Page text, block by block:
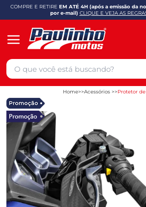
COMPRE E RETIRE EM ATÉ 4H (após a emissão da
por e-mail) CLIQUE E VEJA AS
Home Acessórios Protetor